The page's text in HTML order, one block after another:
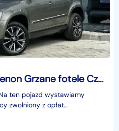
Skoda Yeti I LED Bixenon Grzane fotele Czujniki Climatronic Tempomat Navi GWARANC
ten pojazd wystawiamy
zwolniony z opłat
szczególne:Wersja